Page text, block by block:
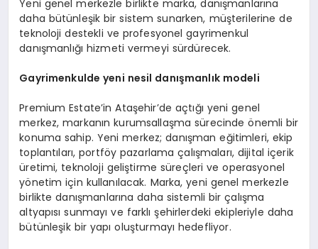
Yeni genel merkezle birlikte marka, danışmanlarına
daha bütünleşik bir sistem sunarken, müşterilerine de
teknoloji destekli ve profesyonel gayrimenkul
danışmanlığı hizmeti vermeyi sürdürecek.
Gayrimenkulde yeni nesil danışmanlık modeli
Premium Estate’in Ataşehir’de açtığı yeni genel
merkez, markanın kurumsallaşma sürecinde önemli bir
konuma sahip. Yeni merkez; danışman eğitimleri, ekip
toplantıları, portföy pazarlama çalışmaları, dijital içerik
üretimi, teknoloji geliştirme süreçleri ve operasyonel
yönetim için kullanılacak. Marka, yeni genel merkezle
birlikte danışmanlarına daha sistemli bir çalışma
altyapısı sunmayı ve farklı şehirlerdeki ekipleriyle daha
bütünleşik bir yapı oluşturmayı hedefliyor.